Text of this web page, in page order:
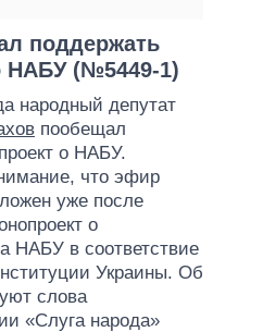
поддержать
НАБУ (№5449-1)
народный депутат
пообещал
о НАБУ.
что эфир
уже после
о
НАБУ в соответствие
Украины. Об
слова
«Слуга народа»